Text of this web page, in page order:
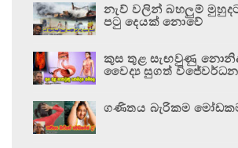
නැව් වලින් බහලුම්
පටු දෙයක් නොවේ
කුස තුළ සැඟවුණු
වෛද්‍ය සුගත්
ගණිතය බැරිකම